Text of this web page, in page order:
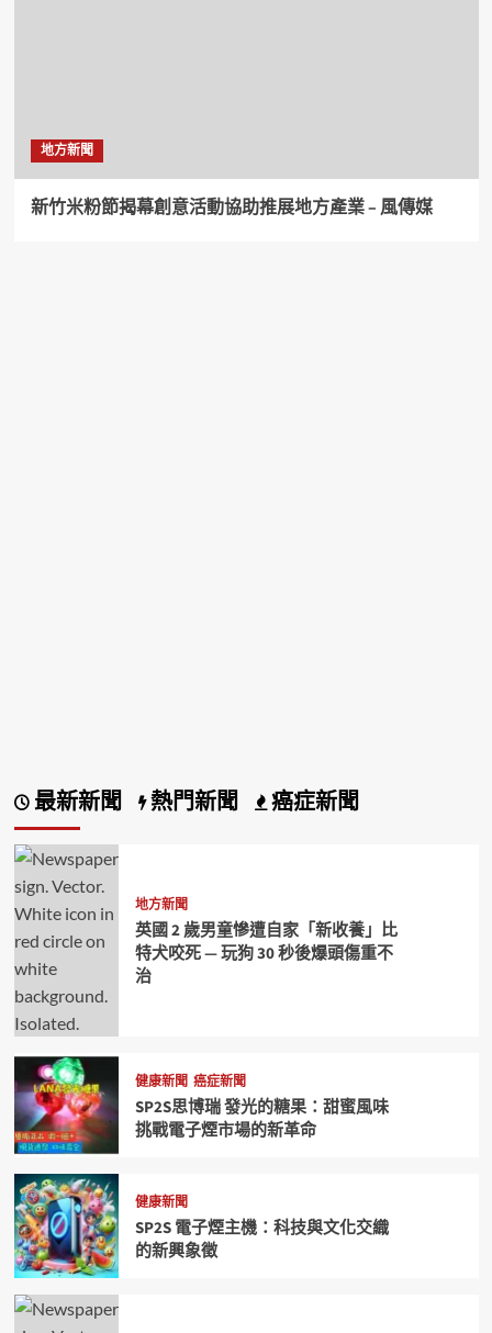
地方新聞
新竹米粉節揭幕創意活動協助推展地方產業 – 風傳媒
最新新聞 熱門新聞 癌症新聞
地方新聞
英國 2 歲男童慘遭自家「新收養」比
特犬咬死 — 玩狗 30 秒後爆頭傷重不
治
健康新聞 癌症新聞
SP2S思博瑞 發光的糖果：甜蜜風味
挑戰電子煙市場的新革命
健康新聞
SP2S 電子煙主機：科技與文化交織
的新興象徵